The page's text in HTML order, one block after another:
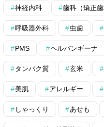
神経内科 歯科（矯正歯
呼吸器外科 虫歯
PMS ヘルパンギーナ
タンパク質 玄米
美肌 アレルギー
しゃっくり あせも